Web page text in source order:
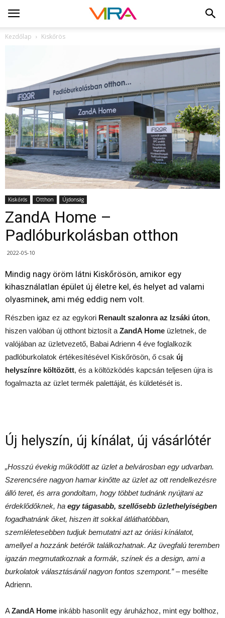
Kezdőlap Kiskőrös
Kiskőrös Otthon Újdonság
ZandA Home –
Padlóburkolásban otthon
2022-05-10
Mindig nagy öröm látni Kiskőrösön, amikor egy
kihasználatlan épület új életre kel, és helyet ad valami
olyasminek, ami még eddig nem volt.
Részben igaz ez az egykori Renault szalonra az Izsáki úton,
hiszen valóban új otthont biztosít a ZandA Home üzletnek, de
valójában az üzletvezető, Babai Adrienn 4 éve foglalkozik
padlóburkolatok értékesítésével Kiskőrösön, ő csak új
helyszínre költözött, és a költözködés kapcsán teljesen újra is
fogalmazta az üzlet termék palettáját, és küldetését is.
Új helyszín, új kínálat, új vásárlótér
„Hosszú évekig működött az üzlet a belvárosban egy udvarban.
Szerencsére nagyon hamar kinőtte az üzlet az ott rendelkezésre
álló teret, és arra gondoltam, hogy többet tudnánk nyújtani az
érdeklődőknek, ha egy tágasabb, szellősebb üzlethelyiségben
fogadhatnánk őket, hiszen itt sokkal átláthatóbban,
szemléletesebben tudjuk bemutatni azt az óriási kínálatot,
amellyel a hozzánk betérők találkozhatnak. Az üvegfalú teremben
igazán megmutatkoznak a formák, színek és a design, ami a
burkolatok választásánál nagyon fontos szempont.”– mesélte
Adrienn.
AZandA Home inkább hasonlít egy áruházhoz, mint egy bolthoz,